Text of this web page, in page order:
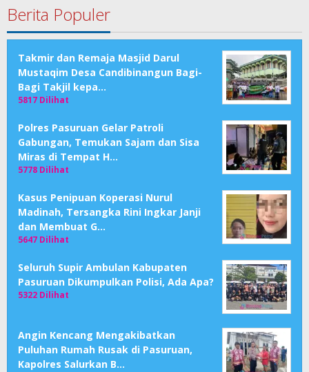
Berita Populer
Takmir dan Remaja Masjid Darul
Mustaqim Desa Candibinangun Bagi-
Bagi Takjil kepa…
5817 Dilihat
Polres Pasuruan Gelar Patroli
Gabungan, Temukan Sajam dan Sisa
Miras di Tempat H…
5778 Dilihat
Kasus Penipuan Koperasi Nurul
Madinah, Tersangka Rini Ingkar Janji
dan Membuat G…
5647 Dilihat
Seluruh Supir Ambulan Kabupaten
Pasuruan Dikumpulkan Polisi, Ada Apa?
5322 Dilihat
Angin Kencang Mengakibatkan
Puluhan Rumah Rusak di Pasuruan,
Kapolres Salurkan B…